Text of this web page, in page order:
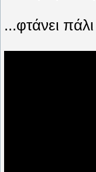
...φτάνει